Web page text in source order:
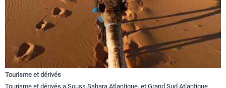
Tourisme et dérivés
Tourisme et dérivés a Souss Sahara Atlantique, et Grand Sud Atlantique